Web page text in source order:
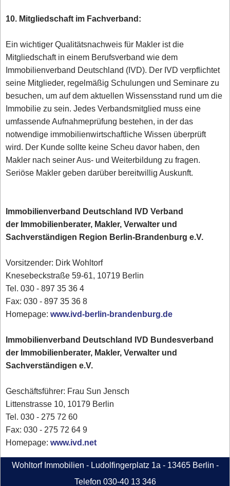
10. Mitgliedschaft im Fachverband:
Ein wichtiger Qualitätsnachweis für Makler ist die
Mitgliedschaft in einem Berufsverband wie dem
Immobilienverband Deutschland (IVD). Der IVD verpflichtet
seine Mitglieder, regelmäßig Schulungen und Seminare zu
besuchen, um auf dem aktuellen Wissensstand rund um die
Immobilie zu sein. Jedes Verbandsmitglied muss eine
umfassende Aufnahmeprüfung bestehen, in der das
notwendige immobilienwirtschaftliche Wissen überprüft
wird. Der Kunde sollte keine Scheu davor haben, den
Makler nach seiner Aus- und Weiterbildung zu fragen.
Seriöse Makler geben darüber bereitwillig Auskunft.
Immobilienverband Deutschland IVD Verband
der Immobilienberater, Makler, Verwalter und
Sachverständigen Region Berlin-Brandenburg e.V.
Vorsitzender: Dirk Wohltorf
Knesebeckstraße 59-61, 10719 Berlin
Tel. 030 - 897 35 36 4
Fax: 030 - 897 35 36 8
Homepage:www.ivd-berlin-brandenburg.de
Immobilienverband Deutschland IVD Bundesverband
der Immobilienberater, Makler, Verwalter und
Sachverständigen e.V.
Geschäftsführer: Frau Sun Jensch
Littenstrasse 10, 10179 Berlin
Tel. 030 - 275 72 60
Fax: 030 - 275 72 64 9
Homepage:www.ivd.net
Wohltorf Immobilien - Ludolfingerplatz 1a - 13465 Berlin -
Telefon 030-40 13 346